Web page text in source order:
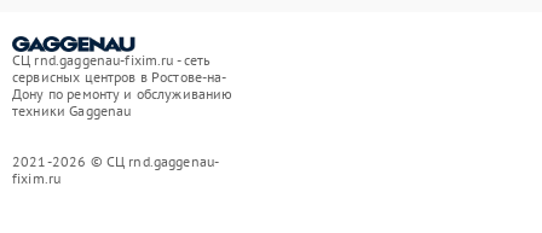
СЦ rnd.gaggenau-fixim.ru - сеть
сервисных центров в Ростове-на-
Дону по ремонту и обслуживанию
техники Gaggenau
2021-2026 © СЦ rnd.gaggenau-
fixim.ru